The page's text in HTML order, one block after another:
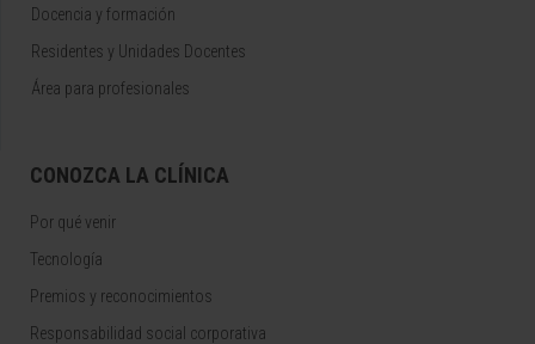
Docencia y formación
Residentes y Unidades Docentes
Área para profesionales
CONOZCA LA CLÍNICA
Por qué venir
Tecnología
Premios y reconocimientos
Responsabilidad social corporativa